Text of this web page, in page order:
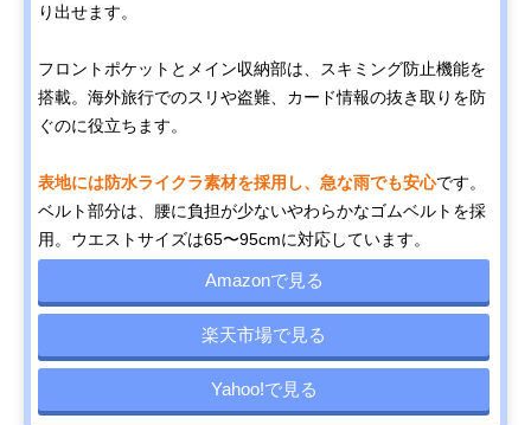
り出せます。
フロントポケットとメイン収納部は、スキミング防止機能を
搭載。海外旅行でのスリや盗難、カード情報の抜き取りを防
ぐのに役立ちます。
表地には防水ライクラ素材を採用し、急な雨でも安心です。
ベルト部分は、腰に負担が少ないやわらかなゴムベルトを採
用。ウエストサイズは65〜95cmに対応しています。
Amazonで見る
楽天市場で見る
Yahoo!で見る